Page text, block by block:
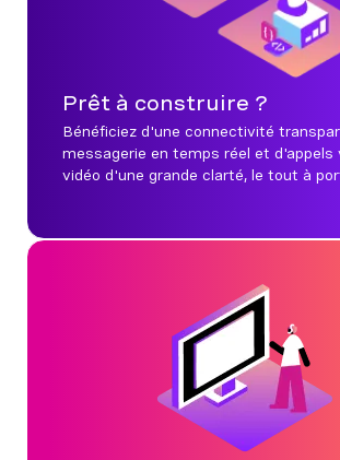
Prêt à construire ?
Bénéficiez d'une connectivité
messagerie en temps réel et d'appels
vidéo d'une grande clarté, le tout à